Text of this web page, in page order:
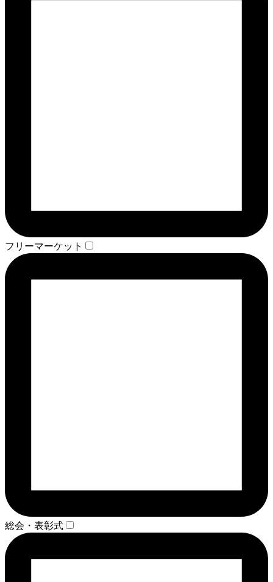
フリーマーケット
総会・表彰式